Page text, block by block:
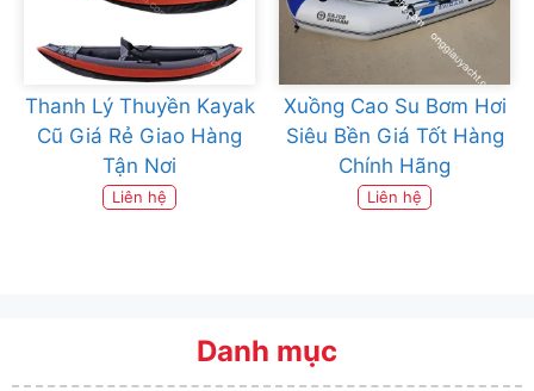
Thanh Lý Thuyền Kayak
Cũ Giá Rẻ Giao Hàng
Tận Nơi
Liên hệ
Xuồng Cao Su Bơm Hơi
Siêu Bền Giá Tốt Hàng
Chính Hãng
Liên hệ
Danh mục